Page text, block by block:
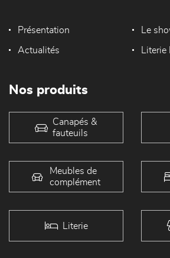
Présentation Le
Actualités
Nos produits
Canapés &
fauteuils
Meubles de
complément
Literie